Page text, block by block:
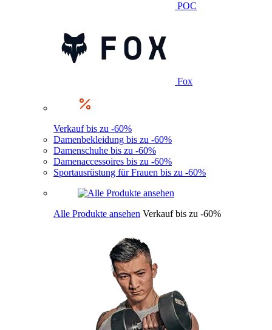
POC
Fox
Verkauf bis zu -60%
Damenbekleidung bis zu -60%
Damenschuhe bis zu -60%
Damenaccessoires bis zu -60%
Sportausrüstung für Frauen bis zu -60%
Alle Produkte ansehen Verkauf bis zu -60%